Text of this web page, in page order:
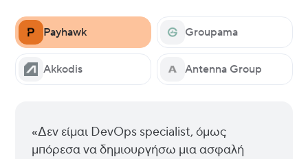
Payhawk Groupama
Akkodis Antenna Group
«Δεν είμαι DevOps specialist, όμως
μπόρεσα να δημιουργήσω μια ασφαλή